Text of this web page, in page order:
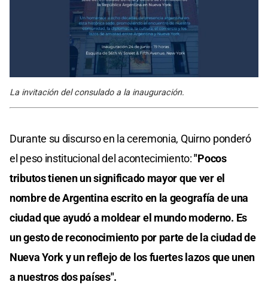
La invitación del consulado a la inauguración.
Durante su discurso en la ceremonia, Quirno ponderó
el peso institucional del acontecimiento:"Pocos
tributos tienen un significado mayor que ver el
nombre de Argentina escrito en la geografía de una
ciudad que ayudó a moldear el mundo moderno. Es
un gesto de reconocimiento por parte de la ciudad de
Nueva York y un reflejo de los fuertes lazos que unen
a nuestros dos países".